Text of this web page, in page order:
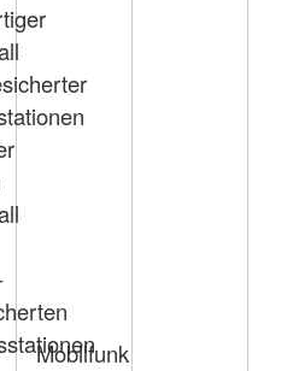
Mobilfunk